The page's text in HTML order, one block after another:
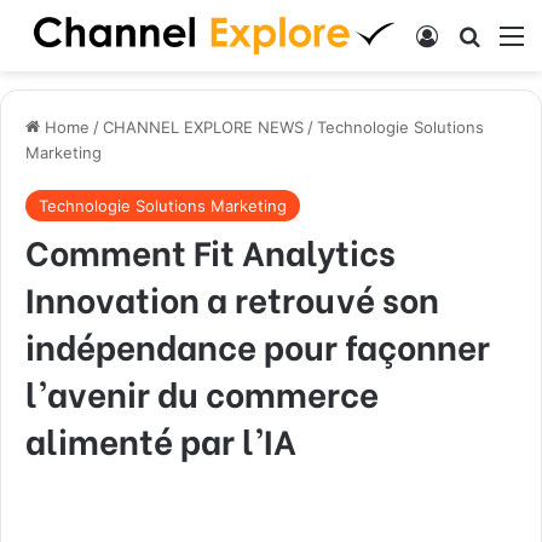
Log In
Home /CHANNEL EXPLORE NEWS /Technologie Solutions
Marketing
Technologie Solutions Marketing
Comment Fit Analytics
Innovation a retrouvé son
indépendance pour façonner
l’avenir du commerce
alimenté par l’IA